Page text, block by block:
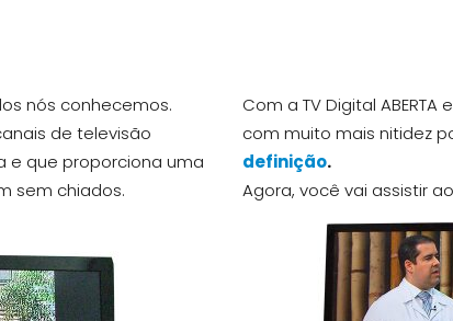
nós conhecemos.
de televisão
e que proporciona uma
sem chiados.
Com a TV Digital
com muito mais nitidez
definição.
Agora, você vai assistir